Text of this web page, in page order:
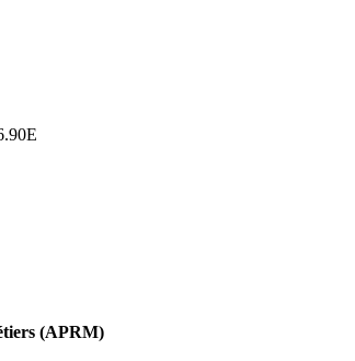
(APRM)